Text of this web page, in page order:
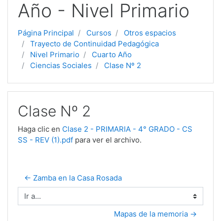
Año - Nivel Primario
Página Principal Cursos
Otros espacios
Trayecto de Continuidad Pedagógica
Nivel Primario
Cuarto Año
Ciencias Sociales
Clase Nº 2
Clase Nº 2
Haga clic en Clase 2 - PRIMARIA - 4° GRADO - CS
SS - REV (1).pdf para ver el archivo.
← Zamba en la Casa Rosada
Ir a...
Mapas de la memoria →